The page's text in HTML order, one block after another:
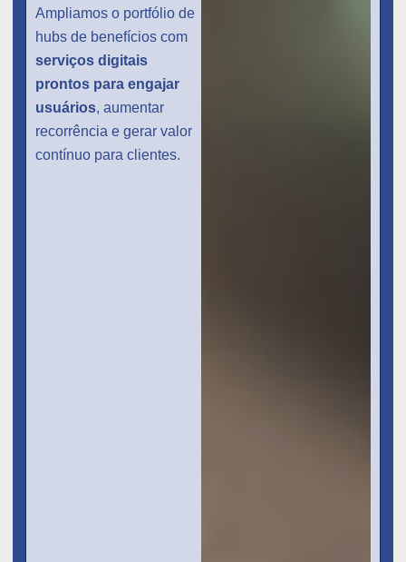
Ampliamos o portfólio de
hubs de benefícios com
serviços digitais
prontos para engajar
usuários, aumentar
recorrência e gerar valor
contínuo para clientes.